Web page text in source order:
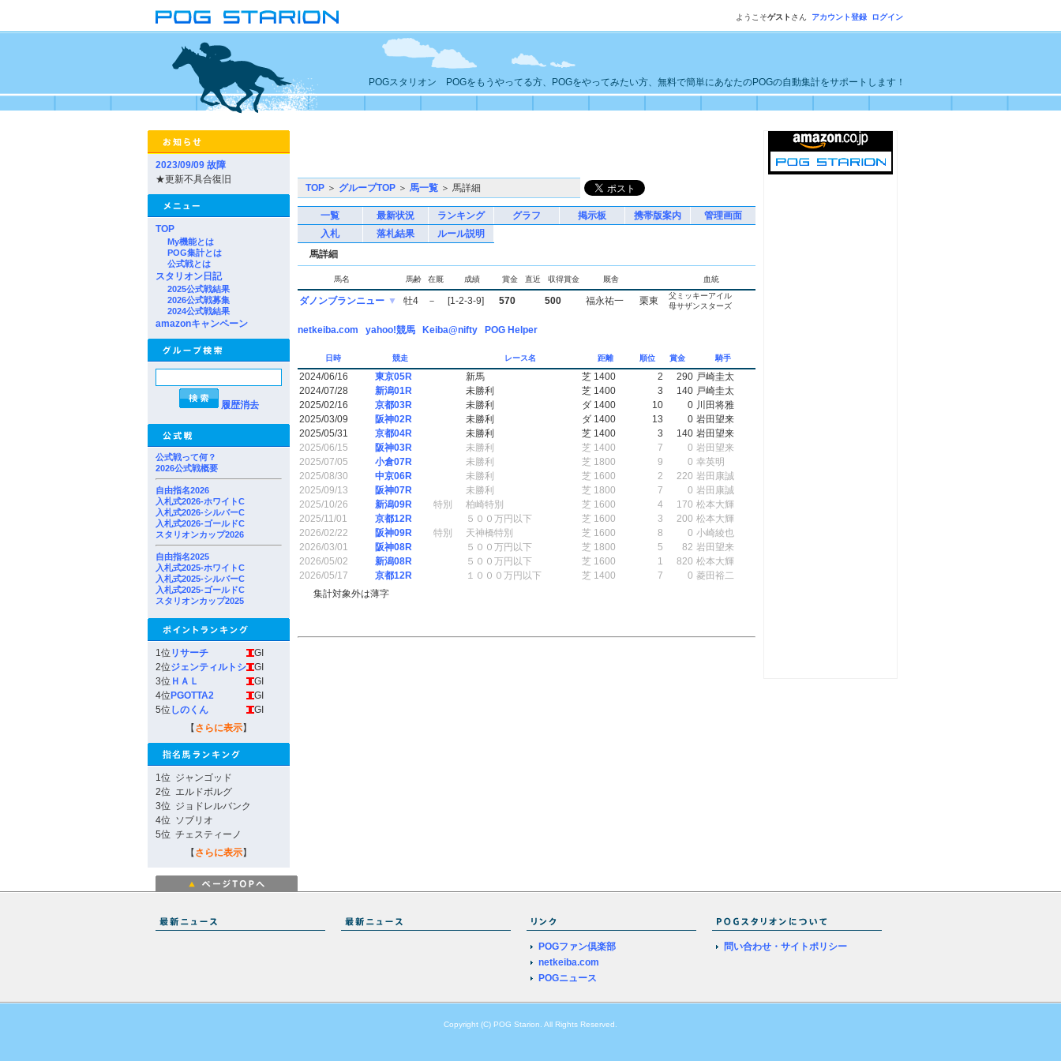
ようこそゲスト さん アカウント登録 ログイン
POGスタリオン POGをもうやってる方、POGをやってみたい方、無料で簡単にあなたのPOGの自動集計をサポートします！
2023/09/09 故障
★更新不具合復旧
TOP
My機能とは
POG集計とは
公式戦とは
スタリオン日記
2025公式戦結果
2026公式戦募集
2024公式戦結果
amazonキャンペーン
履歴消去
公式戦って何？
2026公式戦概要
自由指名2026
入札式2026-ホワイトC
入札式2026-シルバーC
入札式2026-ゴールドC
スタリオンカップ2026
自由指名2025
入札式2025-ホワイトC
入札式2025-シルバーC
入札式2025-ゴールドC
スタリオンカップ2025
1位 リサーチ
GI
2位ジェンティルトシ
GI
3位 ＨＡＬ
GI
4位 PGOTTA2
GI
5位 しのくん
GI
【 さらに表示】
1位 ジャンゴッド
2位 エルドボルグ
3位 ジョドレルバンク
4位 ソブリオ
5位 チェスティーノ
【 さらに表示】
TOP ＞ グループTOP ＞ 馬一覧 ＞ 馬詳細
一覧 最新状況 ランキング グラフ 掲示板 携帯版案内
管理画面
入札
落札結果
ルール説明
馬詳細
馬名 馬齢 在厩 成績 賞金 直近 収得賞金 厩舎 血統
ダノンブランニュー ▼ 牡4 － [1-2-3-9] 570 500 福永祐一 栗東
父ミッキーアイル
母サザンスターズ
netkeiba.com yahoo!競馬 Keiba@nifty POG Helper
日時 競走 レース名 距離 順位 賞金 騎手
2024/06/16 東京05R 新馬 芝 1400 2 290 戸崎圭太
2024/07/28
新潟01R 未勝利 芝 1400 3 140 戸崎圭太
2025/02/16
京都03R 未勝利 ダ 1400 10 0 川田将雅
2025/03/09
阪神02R 未勝利 ダ 1400 13 0 岩田望来
2025/05/31
京都04R 未勝利 芝 1400 3 140 岩田望来
2025/06/15
阪神03R 未勝利 芝 1400 7 0 岩田望来
2025/07/05
小倉07R 未勝利 芝 1800 9 0 幸英明
2025/08/30
中京06R 未勝利 芝 1600 2 220 岩田康誠
2025/09/13
阪神07R 未勝利 芝 1800 7 0 岩田康誠
2025/10/26
新潟09R 特別 柏崎特別 芝 1600 4 170 松本大輝
2025/11/01
京都12R ５００万円以下 芝 1600 3 200 松本大輝
2026/02/22
阪神09R 特別 天神橋特別 芝 1600 8 0 小崎綾也
2026/03/01
阪神08R ５００万円以下 芝 1800 5 82 岩田望来
2026/05/02
新潟08R ５００万円以下 芝 1600 1 820 松本大輝
2026/05/17
京都12R １０００万円以下 芝 1400 7 0 菱田裕二
集計対象外は薄字
POGファン倶楽部
netkeiba.com
POGニュース
問い合わせ・サイトポリシー
Copyright (C) POG Starion. All Rights Reserved.